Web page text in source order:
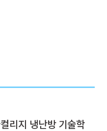
리지 냉난방 기술학